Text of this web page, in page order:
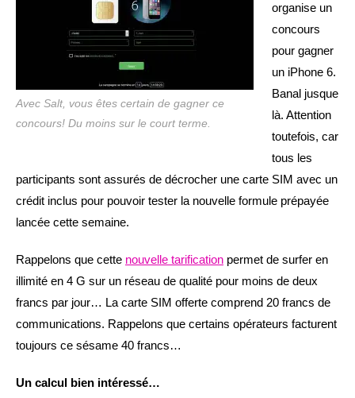
Avec Salt, vous êtes certain de gagner ce
concours! Du moins sur le court terme.
organise un
concours
pour gagner
un iPhone 6.
Banal jusque
là. Attention
toutefois, car
tous les
participants sont assurés de décrocher une carte SIM avec un
crédit inclus pour pouvoir tester la nouvelle formule prépayée
lancée cette semaine.
Rappelons que cette nouvelle tarification permet de surfer en
illimité en 4 G sur un réseau de qualité pour moins de deux
francs par jour… La carte SIM offerte comprend 20 francs de
communications. Rappelons que certains opérateurs facturent
toujours ce sésame 40 francs…
Un calcul bien intéressé…